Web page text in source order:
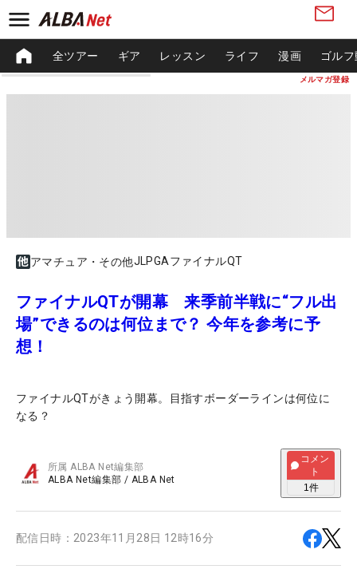
メルマガ登録
全ツアー ギア レッスン ライフ 漫画 ゴル
アマチュア・その他JLPGAファイナルQT
ファイナルQTが開幕 来季前半戦に“フル出
場”できるのは何位まで？ 今年を参考に予
想！
ファイナルQTがきょう開幕。目指すボーダーラインは何位に
なる？
所属ALBA Net編集部
ALBA Net編集部 / ALBA Net
コメン
ト
1件
配信日時： 2023年11月28日 12時16分